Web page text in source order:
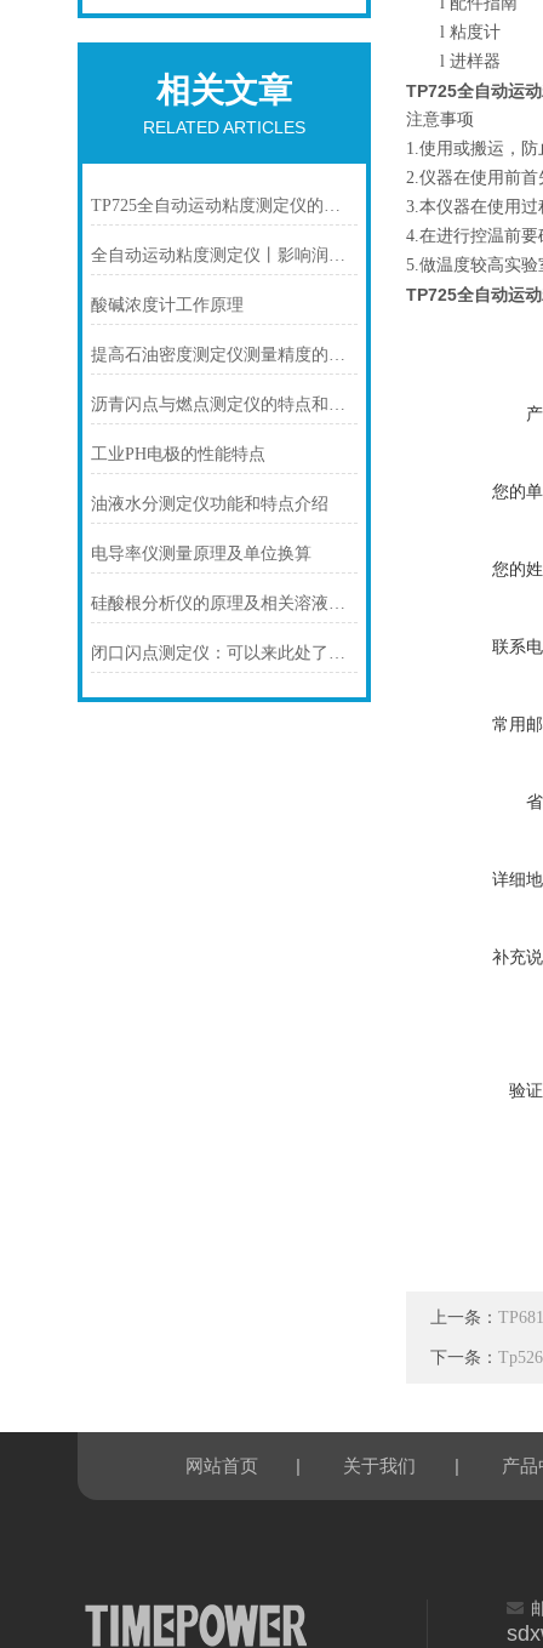
相关文章
RELATED ARTICLES
TP725全自动运动粘度测定仪的使用方法及操作步骤
全自动运动粘度测定仪丨影响润滑油粘度的主要因素是什么？
酸碱浓度计工作原理
提高石油密度测定仪测量精度的技术方法
沥青闪点与燃点测定仪的特点和安装使用
工业PH电极的性能特点
油液水分测定仪功能和特点介绍
电导率仪测量原理及单位换算
硅酸根分析仪的原理及相关溶液配置方法
闭口闪点测定仪：可以来此处了解一下
l 粘度计
l 进样器
TP725全自动运
注意事项
1.使用或搬运，
2.仪器在使用前
3.本仪器在使用
4.在进行控温前
5.做温度较高实
TP725全自动运
您的
您的
联系
常用
详细
补充
验
上一条：
下一条：
网站首页 | 关于我们 | 产品